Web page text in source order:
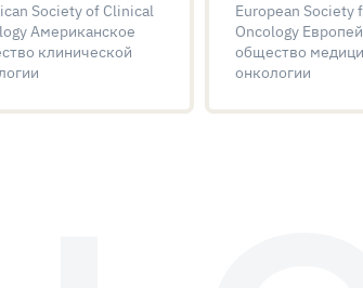
Society of Clinical
Американское
клинической
European Society
Oncology
общество
онкологии